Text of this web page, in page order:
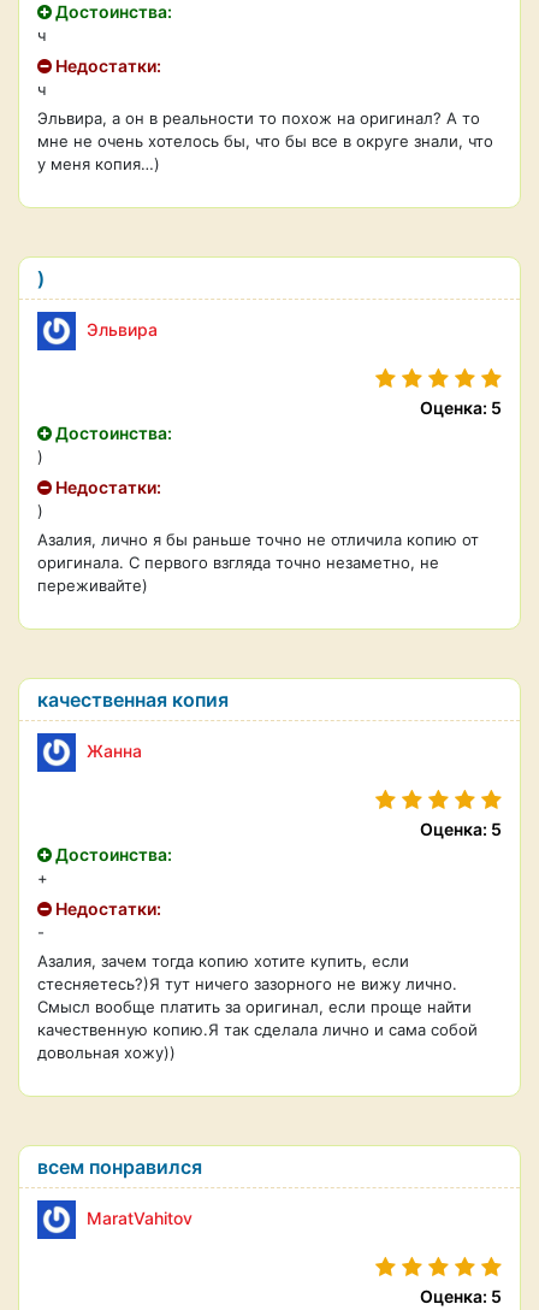
Достоинства:
ч
Недостатки:
ч
Эльвира, а он в реальности то похож на оригинал? А то
мне не очень хотелось бы, что бы все в округе знали, что
у меня копия…)
)
Эльвира
Оценка: 5
Достоинства:
)
Недостатки:
)
Азалия, лично я бы раньше точно не отличила копию от
оригинала. С первого взгляда точно незаметно, не
переживайте)
качественная копия
Жанна
Оценка: 5
Достоинства:
+
Недостатки:
-
Азалия, зачем тогда копию хотите купить, если
стесняетесь?)Я тут ничего зазорного не вижу лично.
Смысл вообще платить за оригинал, если проще найти
качественную копию.Я так сделала лично и сама собой
довольная хожу))
всем понравился
MaratVahitov
Оценка: 5